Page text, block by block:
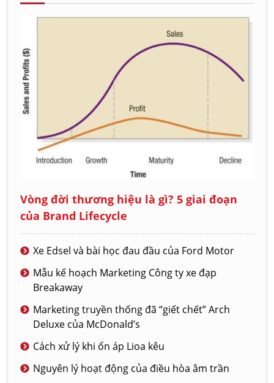
Vòng đời thương hiệu là gì? 5 giai đoạn
của Brand Lifecycle
Xe Edsel và bài học đau đầu của Ford Motor
Mẫu kế hoạch Marketing Công ty xe đạp
Breakaway
Marketing truyền thống đã “giết chết” Arch
Deluxe của McDonald’s
Cách xử lý khi ổn áp Lioa kêu
Nguyên lý hoạt động của điều hòa âm trần